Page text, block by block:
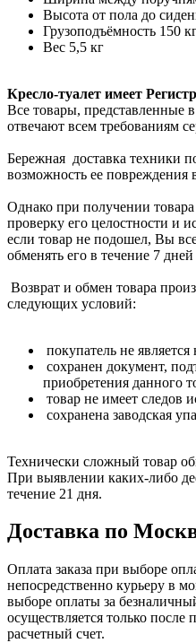
Высота от пола до
Грузоподъёмность 150
Вес 5,5 кг
Кресло-туалет имеет
Все товары, представленные
отвечают всем требованиям
Бережная доставка техники
возможность ее повреждения
Однако при получении
проверку его целостности и
если товар не подошел, Вы
обменять его в течение 7
Возврат и обмен товара
следующих условий:
покупатель не
сохранен документ,
приобретения данного
товар не имеет следов
сохранена заводская
Технически сложный товар
При выявлении каких-либо
течение 21 дня.
Доставка по
Оплата заказа при выборе
непосредственно курьеру в
выборе оплаты за
осуществляется только после
расчетный счет.